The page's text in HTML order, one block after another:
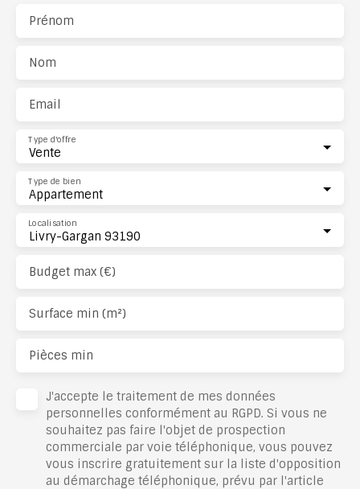
Prénom
Nom
Email
Vente
Type d'offre
Appartement
Type de bien
Livry-Gargan 93190
Localisation
Budget max (€)
Surface min (m²)
Pièces min
J'accepte le traitement de mes données
personnelles conformément au RGPD. Si vous ne
souhaitez pas faire l'objet de prospection
commerciale par voie téléphonique, vous pouvez
vous inscrire gratuitement sur la liste d'opposition
au démarchage téléphonique, prévu par l'article